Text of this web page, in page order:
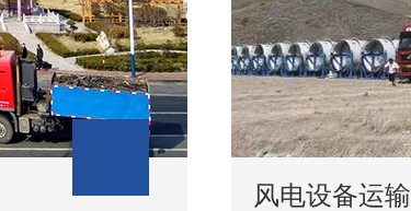
风电设备运输